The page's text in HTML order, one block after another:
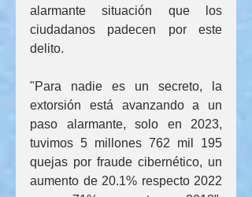
alarmante situación que los
ciudadanos padecen por este
delito.
"Para nadie es un secreto, la
extorsión está avanzando a un
paso alarmante, solo en 2023,
tuvimos 5 millones 762 mil 195
quejas por fraude cibernético, un
aumento de 20.1% respecto 2022